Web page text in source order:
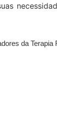
da Terapia